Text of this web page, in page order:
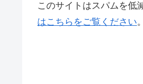
このサイトはスパムを低
はこちらをご覧ください。